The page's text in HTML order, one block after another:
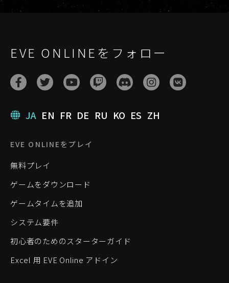
EVE ONLINEをフォロー
JA EN FR DE RU KO ES ZH
EVE ONLINEをプレイ
無料プレイ
ゲームをダウンロード
ゲームタイムを追加
システム要件
初心者のためのスターターガイド
Excel 用 EVE Online アドイン